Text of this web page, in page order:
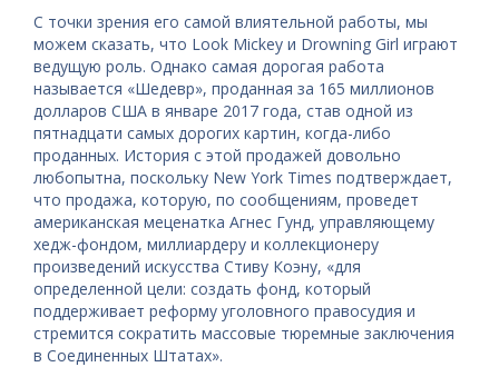
С точки зрения его самой влиятельной работы, мы
можем сказать, что Look Mickey и Drowning Girl играют
ведущую роль. Однако самая дорогая работа
называется «Шедевр», проданная за 165 миллионов
долларов США в январе 2017 года, став одной из
пятнадцати самых дорогих картин, когда-либо
проданных. История с этой продажей довольно
любопытна, поскольку New York Times подтверждает,
что продажа, которую, по сообщениям, проведет
американская меценатка Агнес Гунд, управляющему
хедж-фондом, миллиардеру и коллекционеру
произведений искусства Стиву Коэну, «для
определенной цели: создать фонд, который
поддерживает реформу уголовного правосудия и
стремится сократить массовые тюремные заключения
в Соединенных Штатах».